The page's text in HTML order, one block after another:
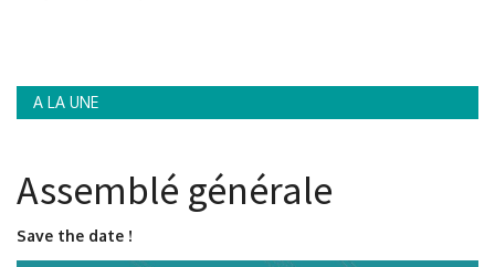
A LA UNE
Assemblé générale
Save the date !